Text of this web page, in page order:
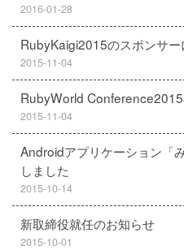
2016-01-28
RubyKaigi2015のスポンサー
2015-11-04
RubyWorld
2015-11-04
Androidアプリケーション「
しました
2015-10-14
新取締役就任のお知らせ
2015-10-01